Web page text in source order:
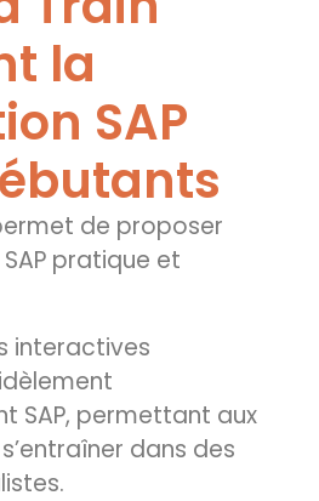
la
SAP
de proposer
pratique et
interactives
SAP, permettant aux
dans des